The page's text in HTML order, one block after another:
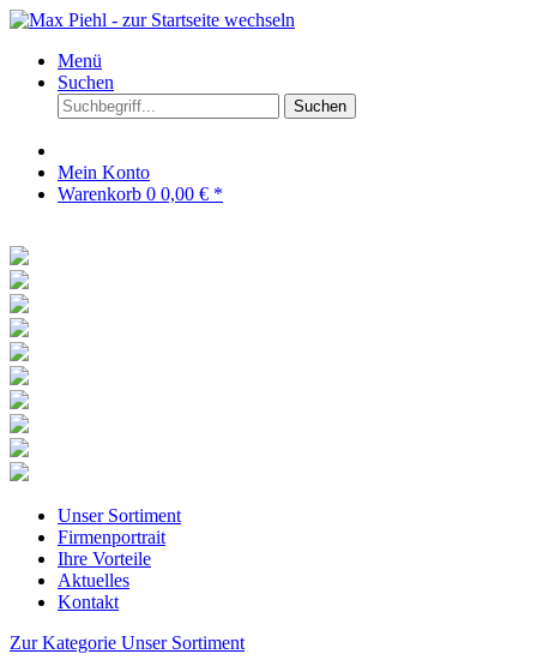
Menü
Suchen
Suchen
Mein Konto
Warenkorb 0 0,00 € *
Unser Sortiment
Firmenportrait
Ihre Vorteile
Aktuelles
Kontakt
Zur Kategorie Unser Sortiment